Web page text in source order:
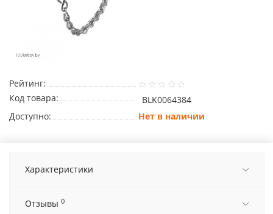
Рейтинг:
Код товара:
BLK0064384
Доступно:
Нет в наличии
Характеристики
Отзывы 0